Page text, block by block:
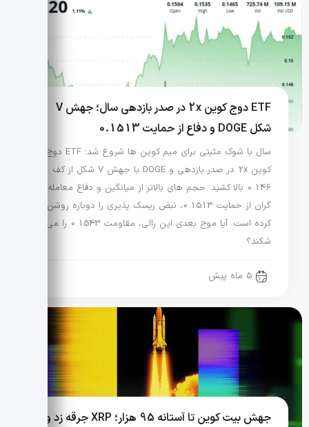
ETF دوج کوین 2x در صدر بازدهی سال؛ جهش V
شکل DOGE و دفاع از حمایت 0.1513
سال با شوک مثبتی برای میم کوین ها شروع شد؛ ETF دوج
کوین 2x در صدر بازدهی و DOGE با جهش V شکل از کف
0.146 بالا کشید. حجم های بالاتر از میانگین و دفاع معامله
گران از حمایت 0.1513، نبض ریسک پذیری را دوباره روشن
کرده است. آیا موج بعدی این رالی، مقاومت 0.1543 را می
شکند؟
5 ماه پیش
جهش بیت کوین تا آستانه 95 هزار؛ XRP جرقه زد و